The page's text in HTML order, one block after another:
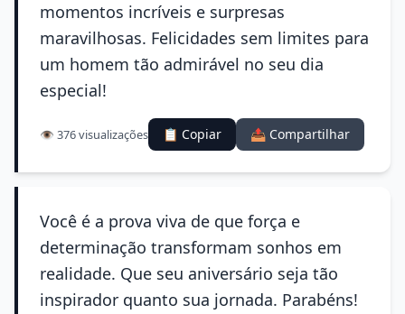
momentos incríveis e surpresas
maravilhosas. Felicidades sem limites para
um homem tão admirável no seu dia
especial!
👁️ 376 visualizações 📋 Copiar 📤 Compartilhar
Você é a prova viva de que força e
determinação transformam sonhos em
realidade. Que seu aniversário seja tão
inspirador quanto sua jornada. Parabéns!